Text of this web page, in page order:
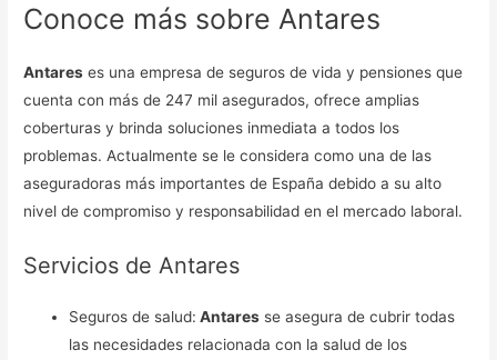
Conoce más sobre Antares
Antares es una empresa de seguros de vida y pensiones que
cuenta con más de 247 mil asegurados, ofrece amplias
coberturas y brinda soluciones inmediata a todos los
problemas. Actualmente se le considera como una de las
aseguradoras más importantes de España debido a su alto
nivel de compromiso y responsabilidad en el mercado laboral.
Servicios de Antares
Seguros de salud: Antares se asegura de cubrir todas
las necesidades relacionada con la salud de los